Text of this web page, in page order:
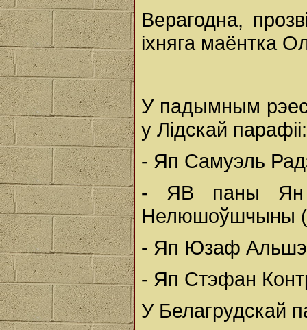
Верагодна,
іхняга маёнтка
У падымным
у Лідскай парафіі:
- Яп Самуэль
- ЯВ паны Ян
Нелюшоўшчыны
- Яп Юзаф
- Яп Стэфан
У Белагрудскай